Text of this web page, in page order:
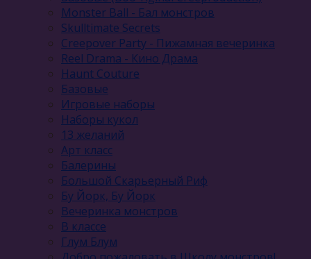
Monster Ball - Бал монстров
Skulltimate Secrets
Creepover Party - Пижамная вечеринка
Reel Drama - Кино Драма
Haunt Couture
Базовые
Игровые наборы
Наборы кукол
13 желаний
Арт класс
Балерины
Большой Скарьерный Риф
Бу Йорк, Бу Йорк
Вечеринка монстров
В классе
Глум Блум